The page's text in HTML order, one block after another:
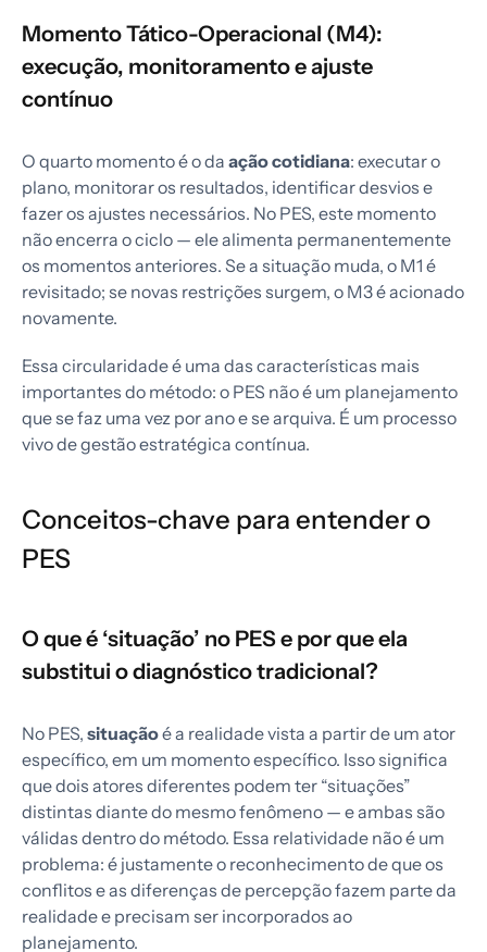
Momento Tático-Operacional (M4):
execução, monitoramento e ajuste
contínuo
O quarto momento é o da ação cotidiana: executar o
plano, monitorar os resultados, identificar desvios e
fazer os ajustes necessários. No PES, este momento
não encerra o ciclo — ele alimenta permanentemente
os momentos anteriores. Se a situação muda, o M1 é
revisitado; se novas restrições surgem, o M3 é acionado
novamente.
Essa circularidade é uma das características mais
importantes do método: o PES não é um planejamento
que se faz uma vez por ano e se arquiva. É um processo
vivo de gestão estratégica contínua.
Conceitos-chave para entender o
PES
O que é ‘situação’ no PES e por que ela
substitui o diagnóstico tradicional?
No PES, situaçãoé a realidade vista a partir de um ator
específico, em um momento específico. Isso significa
que dois atores diferentes podem ter “situações”
distintas diante do mesmo fenômeno — e ambas são
válidas dentro do método. Essa relatividade não é um
problema: é justamente o reconhecimento de que os
conflitos e as diferenças de percepção fazem parte da
realidade e precisam ser incorporados ao
planejamento.